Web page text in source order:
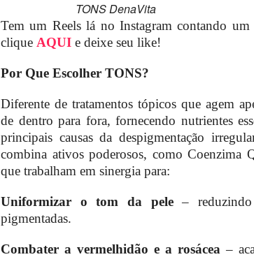
TONS DenaVita
Tem um Reels lá no Instagram contando
clique AQUI e deixe seu like!
Por Que Escolher TONS?
Diferente de tratamentos tópicos que agem
de dentro para fora, fornecendo nutrientes
principais causas da despigmentação
combina ativos poderosos, como Coenzima
que trabalham em sinergia para:
Uniformizar o tom da pele–
pigmentadas.
Combater a vermelhidão e a rosácea –